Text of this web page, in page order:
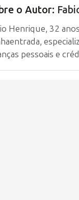
o Autor:
Henrique, 32
pessoais e